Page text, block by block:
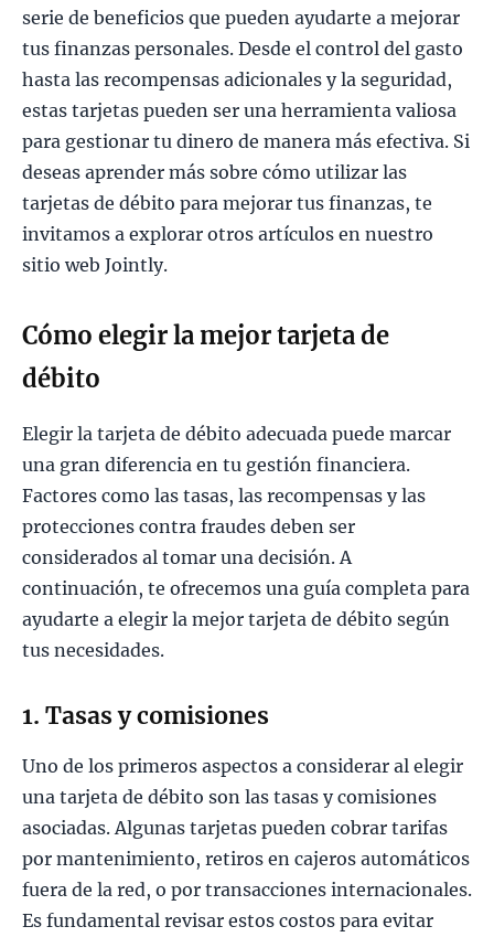
serie de beneficios que pueden ayudarte a mejorar
tus finanzas personales. Desde el control del gasto
hasta las recompensas adicionales y la seguridad,
estas tarjetas pueden ser una herramienta valiosa
para gestionar tu dinero de manera más efectiva. Si
deseas aprender más sobre cómo utilizar las
tarjetas de débito para mejorar tus finanzas, te
invitamos a explorar otros artículos en nuestro
sitio web Jointly.
Cómo elegir la mejor tarjeta de
débito
Elegir la tarjeta de débito adecuada puede marcar
una gran diferencia en tu gestión financiera.
Factores como las tasas, las recompensas y las
protecciones contra fraudes deben ser
considerados al tomar una decisión. A
continuación, te ofrecemos una guía completa para
ayudarte a elegir la mejor tarjeta de débito según
tus necesidades.
1. Tasas y comisiones
Uno de los primeros aspectos a considerar al elegir
una tarjeta de débito son las tasas y comisiones
asociadas. Algunas tarjetas pueden cobrar tarifas
por mantenimiento, retiros en cajeros automáticos
fuera de la red, o por transacciones internacionales.
Es fundamental revisar estos costos para evitar